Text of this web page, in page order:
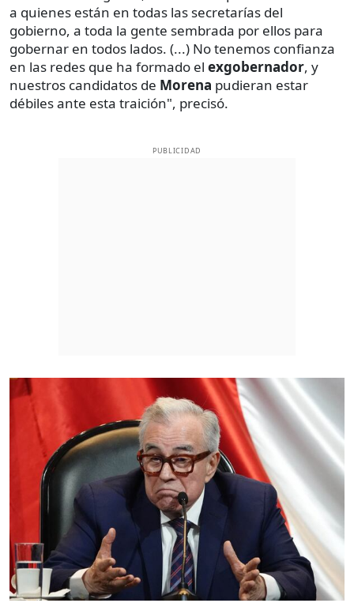
a quienes están en todas las secretarías del
gobierno, a toda la gente sembrada por ellos para
gobernar en todos lados. (...) No tenemos confianza
en las redes que ha formado el exgobernador, y
nuestros candidatos de Morena pudieran estar
débiles ante esta traición", precisó.
PUBLICIDAD